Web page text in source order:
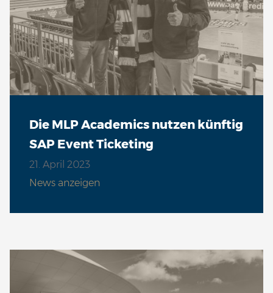
Die MLP Academics nutzen künftig
SAP Event Ticketing
21. April 2023
News anzeigen